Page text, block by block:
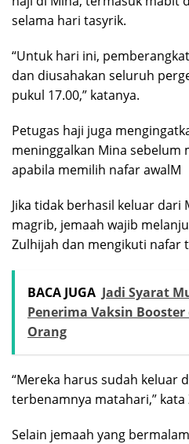
selama hari tasyrik.
“Untuk hari ini,
dan diusahakan seluruh
pukul 17.00,” katanya.
Petugas haji juga
meninggalkan Mina sebelum
apabila memilih nafar awalM
Jika tidak berhasil keluar dari
magrib, jemaah wajib
Zulhijah dan mengikuti nafar
BACA JUGA Jadi Syarat
Penerima Vaksin Booster
Orang
“Mereka harus sudah keluar
terbenamnya matahari,” kata
Selain jemaah yang